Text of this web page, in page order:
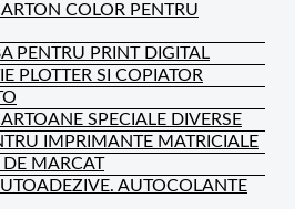
COLOR PENTRU
PENTRU PRINT DIGITAL
PLOTTER SI COPIATOR
SPECIALE DIVERSE
IMPRIMANTE MATRICIALE
DE MARCAT
AUTOCOLANTE